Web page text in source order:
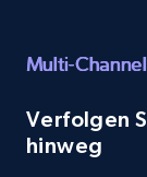
and more.
1.3K+
Multi-
Verfolgen
hinweg